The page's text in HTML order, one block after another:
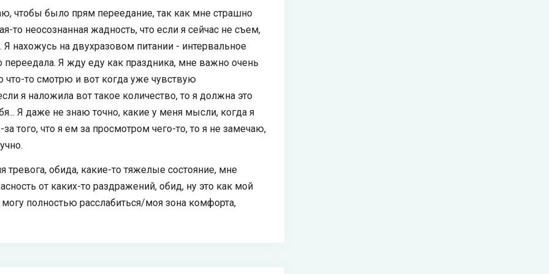
чтобы было прям переедание, так как мне страшно
то неосознанная жадность, что если я сейчас не съем,
Я нахожусь на двухразовом питании - интервальное
переедала. Я жду еду как праздника, мне важно очень
что-то смотрю и вот когда уже чувствую
я наложила вот такое количество, то я должна это
Я даже не знаю точно, какие у меня мысли, когда я
того, что я ем за просмотром чего-то, то я не замечаю,
тревога, обида, какие-то тяжелые состояние, мне
от каких-то раздражений, обид, ну это как мой
полностью расслабиться/моя зона комфорта,